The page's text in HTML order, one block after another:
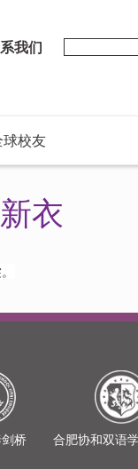
我们
球校友
衣
桥 合肥协和双语